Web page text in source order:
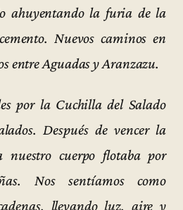
ahuyentando la furia de la
Nuevos caminos en
entre Aguadas y Aranzazu.
por la Cuchilla del Salado
Después de vencer la
nuestro cuerpo flotaba por
Nos sentíamos como
llevando luz, aire y